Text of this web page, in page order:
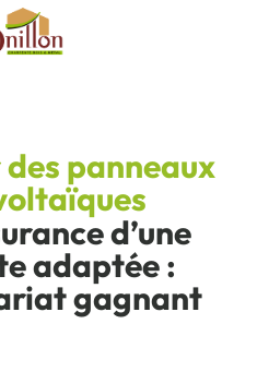
panneaux
d’une
adaptée :
gagnant